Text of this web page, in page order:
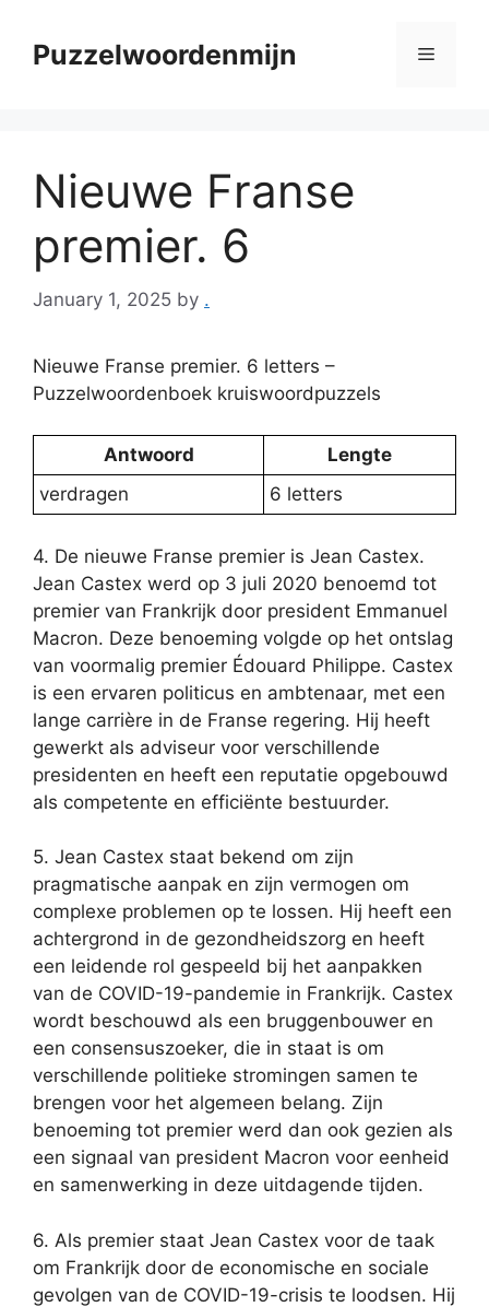
contentPuzzelwoordenmijn Menu
Nieuwe Franse
premier. 6
January 1, 2025 by .
Nieuwe Franse premier. 6 letters –
Puzzelwoordenboek kruiswoordpuzzels
Antwoord
Lengte
verdragen
6 letters
4. De nieuwe Franse premier is Jean Castex.
Jean Castex werd op 3 juli 2020 benoemd tot
premier van Frankrijk door president Emmanuel
Macron. Deze benoeming volgde op het ontslag
van voormalig premier Édouard Philippe. Castex
is een ervaren politicus en ambtenaar, met een
lange carrière in de Franse regering. Hij heeft
gewerkt als adviseur voor verschillende
presidenten en heeft een reputatie opgebouwd
als competente en efficiënte bestuurder.
5. Jean Castex staat bekend om zijn
pragmatische aanpak en zijn vermogen om
complexe problemen op te lossen. Hij heeft een
achtergrond in de gezondheidszorg en heeft
een leidende rol gespeeld bij het aanpakken
van de COVID-19-pandemie in Frankrijk. Castex
wordt beschouwd als een bruggenbouwer en
een consensuszoeker, die in staat is om
verschillende politieke stromingen samen te
brengen voor het algemeen belang. Zijn
benoeming tot premier werd dan ook gezien als
een signaal van president Macron voor eenheid
en samenwerking in deze uitdagende tijden.
6. Als premier staat Jean Castex voor de taak
om Frankrijk door de economische en sociale
gevolgen van de COVID-19-crisis te loodsen. Hij